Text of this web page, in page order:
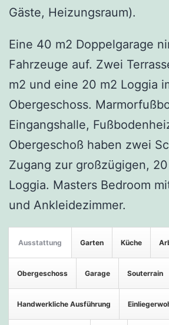
Gäste, Heizungsraum).
Eine 40 m2 Doppelgarage
Fahrzeuge auf. Zwei
m2 und eine 20 m2 Loggia
Obergeschoss.
Eingangshalle,
Obergeschoß haben zwei
Zugang zur großzügigen,
Loggia. Masters Bedroom
und Ankleidezimmer.
Ausstattung Garten Küche
Obergeschoss Garage Souterrain
Handwerkliche Ausführung